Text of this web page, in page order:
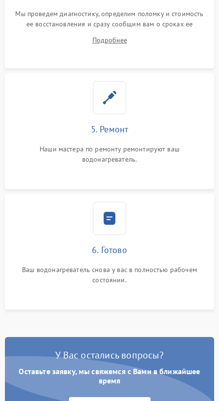
Мы проведем диагностику, определим поломку и стоимость
ее восстановления и сразу сообщим вам о сроках ее
Подробнее
5. Ремонт
Наши мастера по ремонту ремонтируют ваш
водонагреватель.
6. Готово
Ваш водонагреватель снова у вас в полностью рабочем
состоянии.
У Вас остались вопросы?
Оставьте заявку, мы свяжемся с Вами в ближайшее
время